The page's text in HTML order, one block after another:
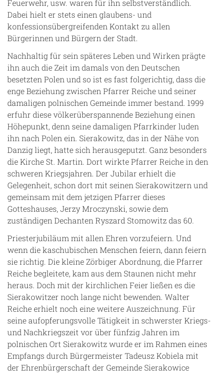
Feuerwehr, usw. waren für ihn selbstverständlich.
Dabei hielt er stets einen glaubens- und
konfessionsübergreifenden Kontakt zu allen
Bürgerinnen und Bürgern der Stadt.
Nachhaltig für sein späteres Leben und Wirken prägte
ihn auch die Zeit im damals von den Deutschen
besetzten Polen und so ist es fast folgerichtig, dass die
enge Beziehung zwischen Pfarrer Reiche und seiner
damaligen polnischen Gemeinde immer bestand. 1999
erfuhr diese völkerüberspannende Beziehung einen
Höhepunkt, denn seine damaligen Pfarrkinder luden
ihn nach Polen ein. Sierakowitz, das in der Nähe von
Danzig liegt, hatte sich herausgeputzt. Ganz besonders
die Kirche St. Martin. Dort wirkte Pfarrer Reiche in den
schweren Kriegsjahren. Der Jubilar erhielt die
Gelegenheit, schon dort mit seinen Sierakowitzern und
gemeinsam mit dem jetzigen Pfarrer dieses
Gotteshauses, Jerzy Mroczynski, sowie dem
zuständigen Dechanten Ryszard Stomowitz das 60.
Priesterjubiläum mit allen Ehren vorzufeiern. Und
wenn die kaschubischen Menschen feiern, dann feiern
sie richtig. Die kleine Zörbiger Abordnung, die Pfarrer
Reiche begleitete, kam aus dem Staunen nicht mehr
heraus. Doch mit der kirchlichen Feier ließen es die
Sierakowitzer noch lange nicht bewenden. Walter
Reiche erhielt noch eine weitere Auszeichnung. Für
seine aufopferungsvolle Tätigkeit in schwerster Kriegs-
und Nachkriegszeit vor über fünfzig Jahren im
polnischen Ort Sierakowitz wurde er im Rahmen eines
Empfangs durch Bürgermeister Tadeusz Kobiela mit
der Ehrenbürgerschaft der Gemeinde Sierakowice